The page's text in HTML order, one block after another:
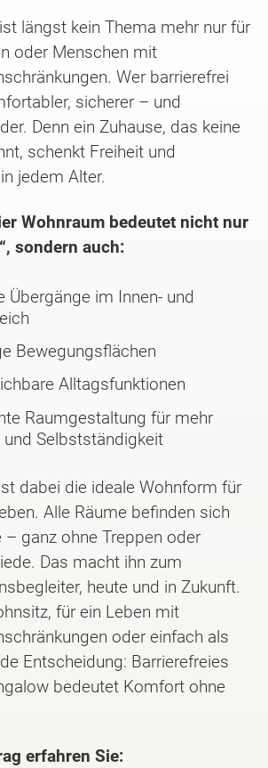
längst kein Thema mehr nur für
oder Menschen mit
Wer barrierefrei
sicherer – und
Denn ein Zuhause, das keine
schenkt Freiheit und
jedem Alter.
Wohnraum bedeutet nicht nur
sondern auch:
Übergänge im Innen- und
Bewegungsflächen
Alltagsfunktionen
Raumgestaltung für mehr
und Selbstständigkeit
dabei die ideale Wohnform für
Alle Räume befinden sich
– ganz ohne Treppen oder
Das macht ihn zum
heute und in Zukunft.
für ein Leben mit
oder einfach als
Entscheidung: Barrierefreies
bedeutet Komfort ohne
erfahren Sie: